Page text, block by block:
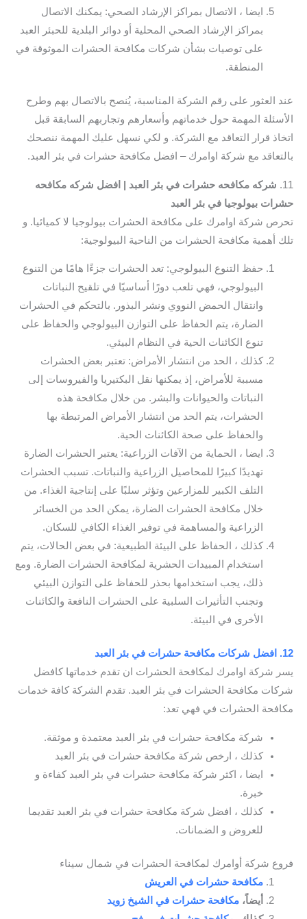
ايضا ، الاتصال بمراكز الإرشاد الصحي: يمكنك الاتصال
بمراكز الإرشاد الصحي المحلية أو دوائر البلدية للحبئر العبد
على توصيات بشأن شركات مكافحة الحشرات الموثوقة في
المنطقة.
عند العثور على رقم الشركة المناسبة، يُنصح بالاتصال بهم وطرح
الأسئلة المهمة حول خدماتهم وأسعارهم وتجاربهم السابقة قبل
اتخاذ قرار التعاقد مع الشركة. و لكي نسهل عليك المهمة ننصحك
بالتعاقد مع شركة اوامرك – افضل مكافحة حشرات في بئر العبد.
11.
شركه مكافحه حشرات في بئر العبد | افضل شركه مكافحه
حشرات بيولوجيا في بئر العبد
تحرص شركة اوامرك على مكافحة الحشرات بيولوجيا لا كميائيا. و
تلك أهمية مكافحة الحشرات من الناحية البيولوجية:
حفظ التنوع البيولوجي: تعد الحشرات جزءًا هامًا من التنوع
البيولوجي، فهي تلعب دورًا أساسيًا في تلقيح النباتات
وانتقال الحمض النووي ونشر البذور. بالتحكم في الحشرات
الضارة، يتم الحفاظ على التوازن البيولوجي والحفاظ على
تنوع الكائنات الحية في النظام البيئي.
كذلك ، الحد من انتشار الأمراض: تعتبر بعض الحشرات
مسببة للأمراض، إذ يمكنها نقل البكتيريا والفيروسات إلى
النباتات والحيوانات والبشر. من خلال مكافحة هذه
الحشرات، يتم الحد من انتشار الأمراض المرتبطة بها
والحفاظ على صحة الكائنات الحية.
ايضا ، الحماية من الآفات الزراعية: يعتبر الحشرات الضارة
تهديدًا كبيرًا للمحاصيل الزراعية والنباتات. تسبب الحشرات
التلف الكبير للمزارعين وتؤثر سلبًا على إنتاجية الغذاء. من
خلال مكافحة الحشرات الضارة، يمكن الحد من الخسائر
الزراعية والمساهمة في توفير الغذاء الكافي للسكان.
كذلك ، الحفاظ على البيئة الطبيعية: في بعض الحالات، يتم
استخدام المبيدات الحشرية لمكافحة الحشرات الضارة. ومع
ذلك، يجب استخدامها بحذر للحفاظ على التوازن البيئي
وتجنب التأثيرات السلبية على الحشرات النافعة والكائنات
الأخرى في البيئة.
12. افضل شركات مكافحة حشرات في بئر العبد
يسر شركة اوامرك لمكافحة الحشرات ان تقدم خدماتها كافضل
شركات مكافحة الحشرات في بئر العبد. تقدم الشركة كافة خدمات
مكافحة الحشرات في فهي تعد:
شركة مكافحة حشرات في بئر العبد معتمدة و موثقة.
كذلك ، ارخص شركة مكافحة حشرات في بئر العبد
ايضا ، اكثر شركة مكافحة حشرات في بئر العبد كفاءة و
خبرة.
كذلك ، افضل شركة مكافحة حشرات في بئر العبد تقديما
للعروض و الضمانات.
فروع شركة أوامرك لمكافحة الحشرات في شمال سيناء
مكافحة حشرات في العريش
أيضاً، مكافحة حشرات في الشيخ زويد